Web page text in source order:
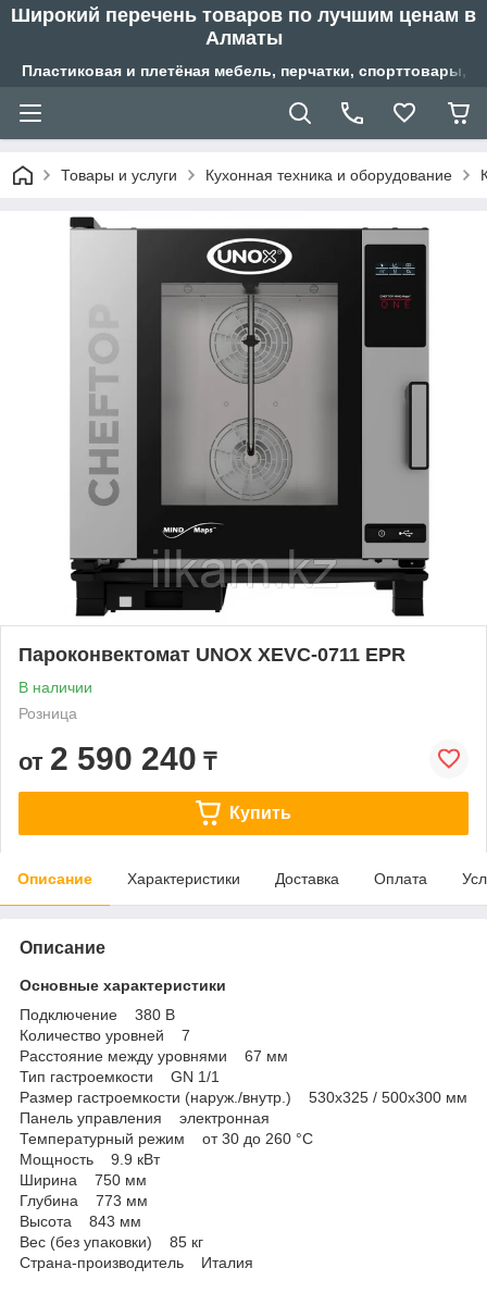
Широкий перечень товаров по лучшим ценам в
Алматы
Пластиковая и плетёная мебель, перчатки,
Товары и услуги Кухонная техника и оборудование
Пароконвектомат UNOX XEVC-0711 EPR
В наличии
Розница
от 2 590 240 ₸
Купить
Описание Характеристики Доставка Оплата
Описание
Основные характеристики
Подключение 380 В
Количество уровней 7
Расстояние между уровнями 67 мм
Тип гастроемкости GN 1/1
Размер гастроемкости (наруж./внутр.) 530x325 / 500x300 мм
Панель управления электронная
Температурный режим от 30 до 260 °С
Мощность 9.9 кВт
Ширина 750 мм
Глубина 773 мм
Высота 843 мм
Вес (без упаковки) 85 кг
Страна-производитель Италия